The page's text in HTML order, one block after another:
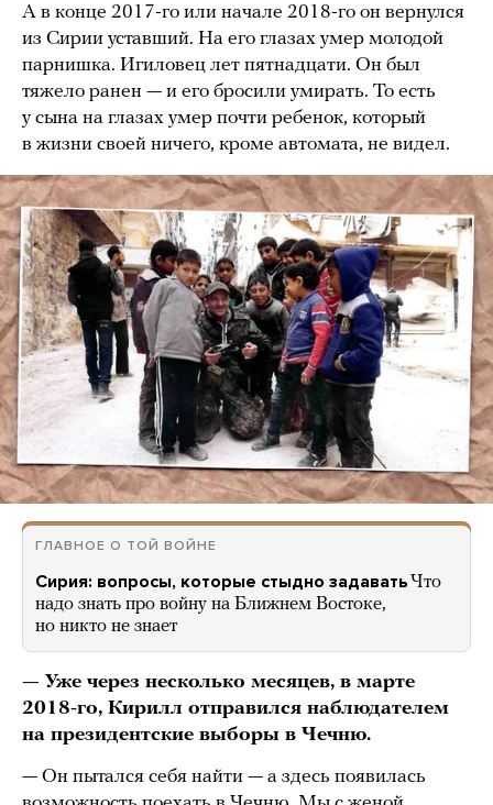
А в конце 2017-го или начале 2018-го он вернулся
из Сирии уставший. На его глазах умер молодой
парнишка. Игиловец лет пятнадцати. Он был
тяжело ранен — и его бросили умирать. То есть
у сына на глазах умер почти ребенок, который
в жизни своей ничего, кроме автомата, не видел.
ГЛАВНОЕ О ТОЙ ВОЙНЕ
Сирия: вопросы, которые стыдно задавать Что
надо знать про войну на Ближнем Востоке,
но никто не знает
— Уже через несколько месяцев, в марте
2018-го, Кирилл отправился наблюдателем
на президентские выборы в Чечню.
— Он пытался себя найти — а здесь появилась